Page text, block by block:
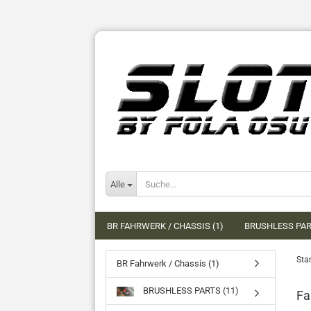
Alle
BR FAHRWERK / CHASSIS (1) BRUSHLESS
BR Fahrwerk / Chassis (1)
BRUSHLESS PARTS (11)